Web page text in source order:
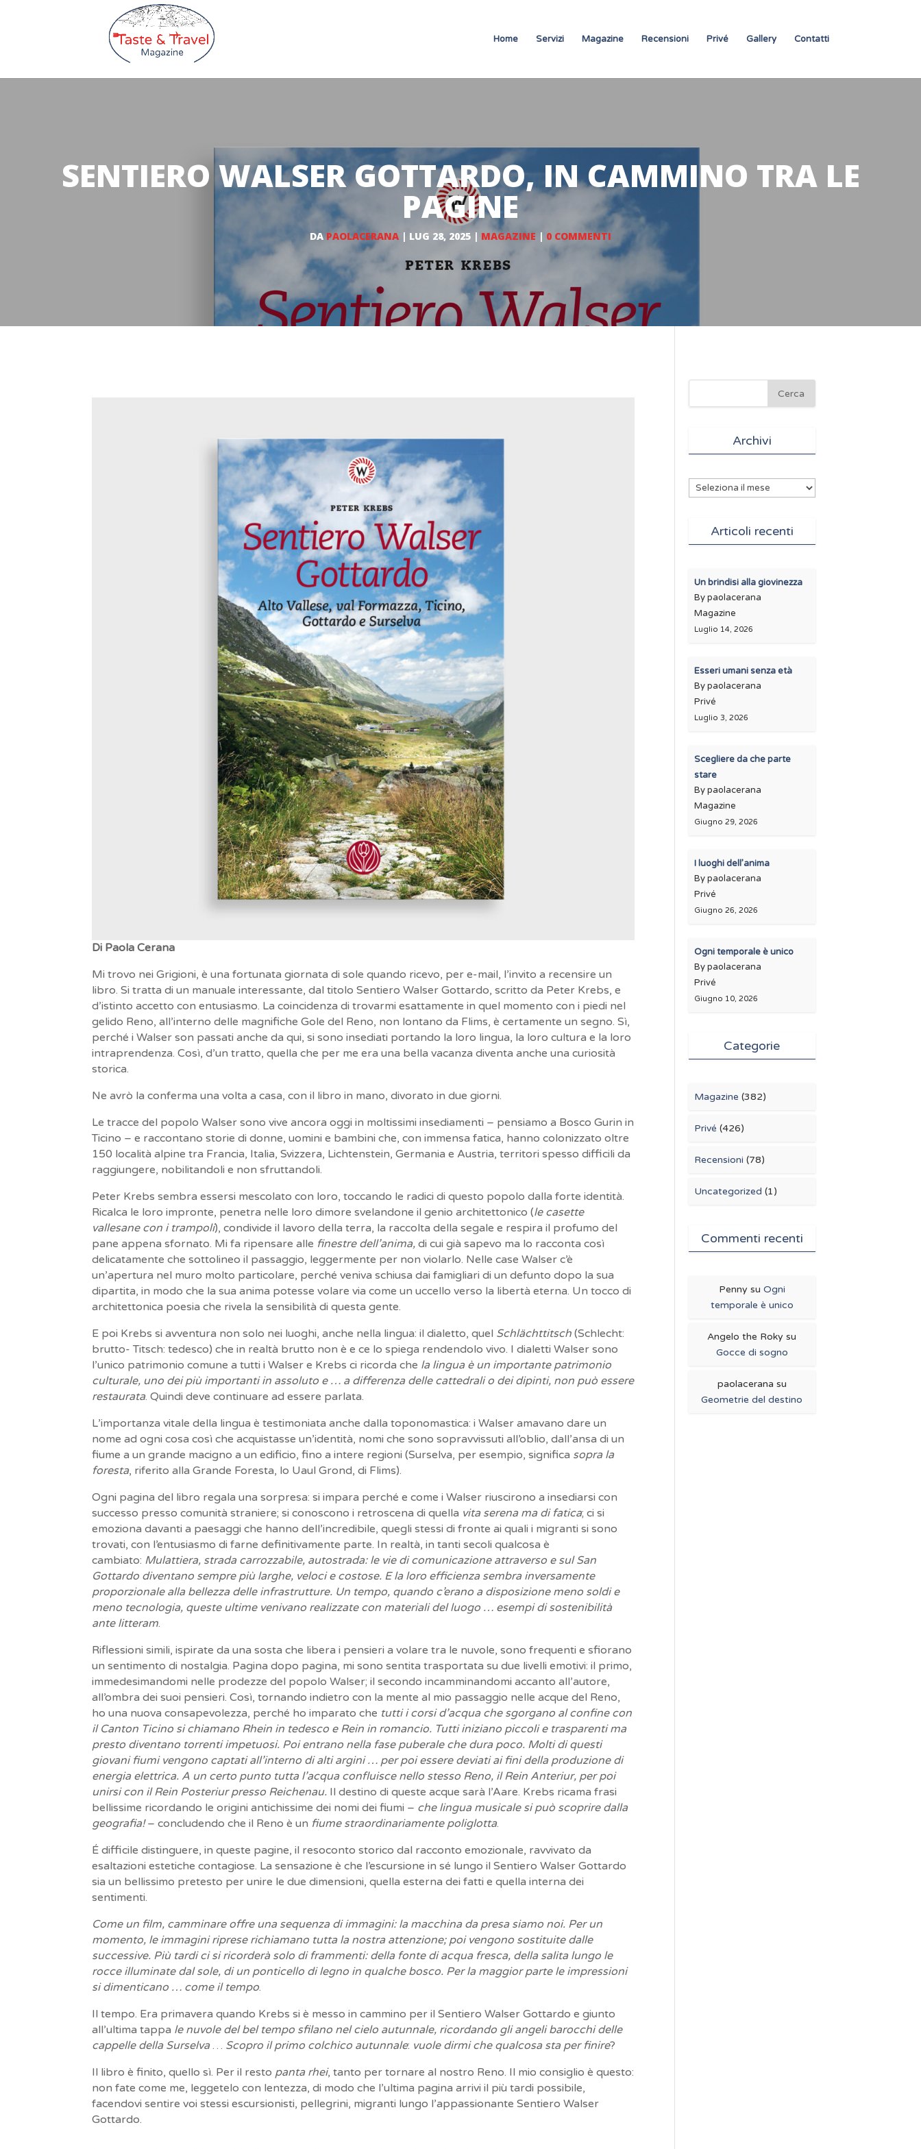
Home Servizi Magazine Recensioni Privé Gallery Contatti
SENTIERO WALSER GOTTARDO, IN CAMMINO TRA LE
PAGINE
DAPAOLACERANA | LUG 28, 2025 | MAGAZINE | 0 COMMENTI
Di Paola Cerana
Mi trovo nei Grigioni, è una fortunata giornata di sole quando ricevo, per e-mail, l’invito a recensire un
libro. Si tratta di un manuale interessante, dal titolo Sentiero Walser Gottardo, scritto da Peter Krebs, e
d’istinto accetto con entusiasmo. La coincidenza di trovarmi esattamente in quel momento con i piedi nel
gelido Reno, all’interno delle magnifiche Gole del Reno, non lontano da Flims, è certamente un segno. Sì,
perché i Walser son passati anche da qui, si sono insediati portando la loro lingua, la loro cultura e la loro
intraprendenza. Così, d’un tratto, quella che per me era una bella vacanza diventa anche una curiosità
storica.
Ne avrò la conferma una volta a casa, con il libro in mano, divorato in due giorni.
Le tracce del popolo Walser sono vive ancora oggi in moltissimi insediamenti – pensiamo a Bosco Gurin in
Ticino – e raccontano storie di donne, uomini e bambini che, con immensa fatica, hanno colonizzato oltre
150 località alpine tra Francia, Italia, Svizzera, Lichtenstein, Germania e Austria, territori spesso difficili da
raggiungere, nobilitandoli e non sfruttandoli.
Peter Krebs sembra essersi mescolato con loro, toccando le radici di questo popolo dalla forte identità.
Ricalca le loro impronte, penetra nelle loro dimore svelandone il genio architettonico (le casette
vallesane con i trampoli), condivide il lavoro della terra, la raccolta della segale e respira il profumo del
pane appena sfornato. Mi fa ripensare alle finestre dell’anima,di cui già sapevo ma lo racconta così
delicatamente che sottolineo il passaggio, leggermente per non violarlo. Nelle case Walser c’è
un’apertura nel muro molto particolare, perché veniva schiusa dai famigliari di un defunto dopo la sua
dipartita, in modo che la sua anima potesse volare via come un uccello verso la libertà eterna. Un tocco di
architettonica poesia che rivela la sensibilità di questa gente.
E poi Krebs si avventura non solo nei luoghi, anche nella lingua: il dialetto, quel Schlächttitsch (Schlecht:
brutto- Titsch: tedesco) che in realtà brutto non è e ce lo spiega rendendolo vivo. I dialetti Walser sono
l’unico patrimonio comune a tutti i Walser e Krebs ci ricorda che la lingua è un importante patrimonio
culturale, uno dei più importanti in assoluto e … a differenza delle cattedrali o dei dipinti, non può essere
restaurata. Quindi deve continuare ad essere parlata.
L’importanza vitale della lingua è testimoniata anche dalla toponomastica: i Walser amavano dare un
nome ad ogni cosa così che acquistasse un’identità, nomi che sono sopravvissuti all’oblio, dall’ansa di un
fiume a un grande macigno a un edificio, fino a intere regioni (Surselva, per esempio, significa sopra la
foresta, riferito alla Grande Foresta, lo Uaul Grond, di Flims).
Ogni pagina del libro regala una sorpresa: si impara perché e come i Walser riuscirono a insediarsi con
successo presso comunità straniere; si conoscono i retroscena di quella vita serena ma di fatica; ci si
emoziona davanti a paesaggi che hanno dell’incredibile, quegli stessi di fronte ai quali i migranti si sono
trovati, con l’entusiasmo di farne definitivamente parte. In realtà, in tanti secoli qualcosa è
cambiato: Mulattiera, strada carrozzabile, autostrada: le vie di comunicazione attraverso e sul San
Gottardo diventano sempre più larghe, veloci e costose. E la loro efficienza sembra inversamente
proporzionale alla bellezza delle infrastrutture. Un tempo, quando c’erano a disposizione meno soldi e
meno tecnologia, queste ultime venivano realizzate con materiali del luogo … esempi di sostenibilità
ante litteram.
Riflessioni simili, ispirate da una sosta che libera i pensieri a volare tra le nuvole, sono frequenti e sfiorano
un sentimento di nostalgia. Pagina dopo pagina, mi sono sentita trasportata su due livelli emotivi: il primo,
immedesimandomi nelle prodezze del popolo Walser; il secondo incamminandomi accanto all’autore,
all’ombra dei suoi pensieri. Così, tornando indietro con la mente al mio passaggio nelle acque del Reno,
ho una nuova consapevolezza, perché ho imparato che tutti i corsi d’acqua che sgorgano al confine con
il Canton Ticino si chiamano Rhein in tedesco e Rein in romancio. Tutti iniziano piccoli e trasparenti ma
presto diventano torrenti impetuosi. Poi entrano nella fase puberale che dura poco. Molti di questi
giovani fiumi vengono captati all’interno di alti argini … per poi essere deviati ai fini della produzione di
energia elettrica. A un certo punto tutta l’acqua confluisce nello stesso Reno, il Rein Anteriur, per poi
unirsi con il Rein Posteriur presso Reichenau. Il destino di queste acque sarà l’Aare. Krebs ricama frasi
bellissime ricordando le origini antichissime dei nomi dei fiumi – che lingua musicale si può scoprire dalla
geografia!– concludendo che il Reno è un fiume straordinariamente poliglotta.
É difficile distinguere, in queste pagine, il resoconto storico dal racconto emozionale, ravvivato da
esaltazioni estetiche contagiose. La sensazione è che l’escursione in sé lungo il Sentiero Walser Gottardo
sia un bellissimo pretesto per unire le due dimensioni, quella esterna dei fatti e quella interna dei
sentimenti.
Come un film, camminare offre una sequenza di immagini: la macchina da presa siamo noi. Per un
momento, le immagini riprese richiamano tutta la nostra attenzione; poi vengono sostituite dalle
successive. Più tardi ci si ricorderà solo di frammenti: della fonte di acqua fresca, della salita lungo le
rocce illuminate dal sole, di un ponticello di legno in qualche bosco. Per la maggior parte le impressioni
si dimenticano … come il tempo.
Il tempo. Era primavera quando Krebs si è messo in cammino per il Sentiero Walser Gottardo e giunto
all’ultima tappa le nuvole del bel tempo sfilano nel cielo autunnale, ricordando gli angeli barocchi delle
cappelle della Surselva… Scopro il primo colchico autunnale: vuole dirmi che qualcosa sta per finire?
Il libro è finito, quello sì. Per il resto panta rhei, tanto per tornare al nostro Reno. Il mio consiglio è questo:
non fate come me, leggetelo con lentezza, di modo che l’ultima pagina arrivi il più tardi possibile,
facendovi sentire voi stessi escursionisti, pellegrini, migranti lungo l’appassionante Sentiero Walser
Gottardo.
Archivi
Archivi
Articoli recenti
Un brindisi alla giovinezza
By paolacerana
Magazine
Luglio 14, 2026
Esseri umani senza età
By paolacerana
Privé
Luglio 3, 2026
Scegliere da che parte
stare
By paolacerana
Magazine
Giugno 29, 2026
I luoghi dell’anima
By paolacerana
Privé
Giugno 26, 2026
Ogni temporale è unico
By paolacerana
Privé
Giugno 10, 2026
Categorie
Magazine (382)
Privé (426)
Recensioni (78)
Uncategorized (1)
Commenti recenti
Penny su Ogni
temporale è unico
Angelo the Roky su
Gocce di sogno
paolacerana su
Geometrie del destino